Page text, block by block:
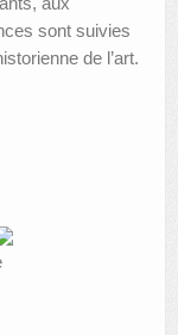
sont suivies
de l’art.